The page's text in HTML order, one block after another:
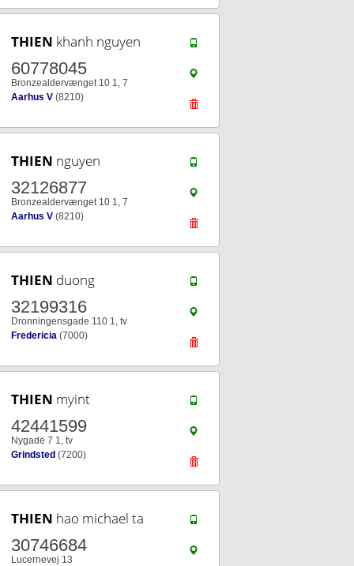
THIEN khanh nguyen
60778045
Bronzealdervænget 10 1, 7
Aarhus V (8210)
THIEN nguyen
32126877
Bronzealdervænget 10 1, 7
Aarhus V (8210)
THIEN duong
32199316
Dronningensgade 110 1, tv
Fredericia (7000)
THIEN myint
42441599
Nygade 7 1, tv
Grindsted (7200)
THIEN hao michael ta
30746684
Lucernevej 13